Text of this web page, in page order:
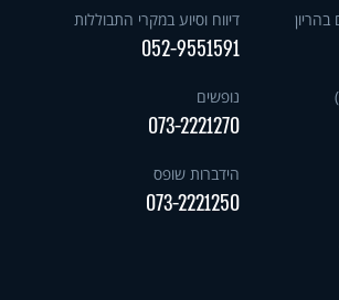
דיווח וסיוע במקרי התבוללות
052-9551591
נופשים
073-2221270
הידברות שופס
073-2221250